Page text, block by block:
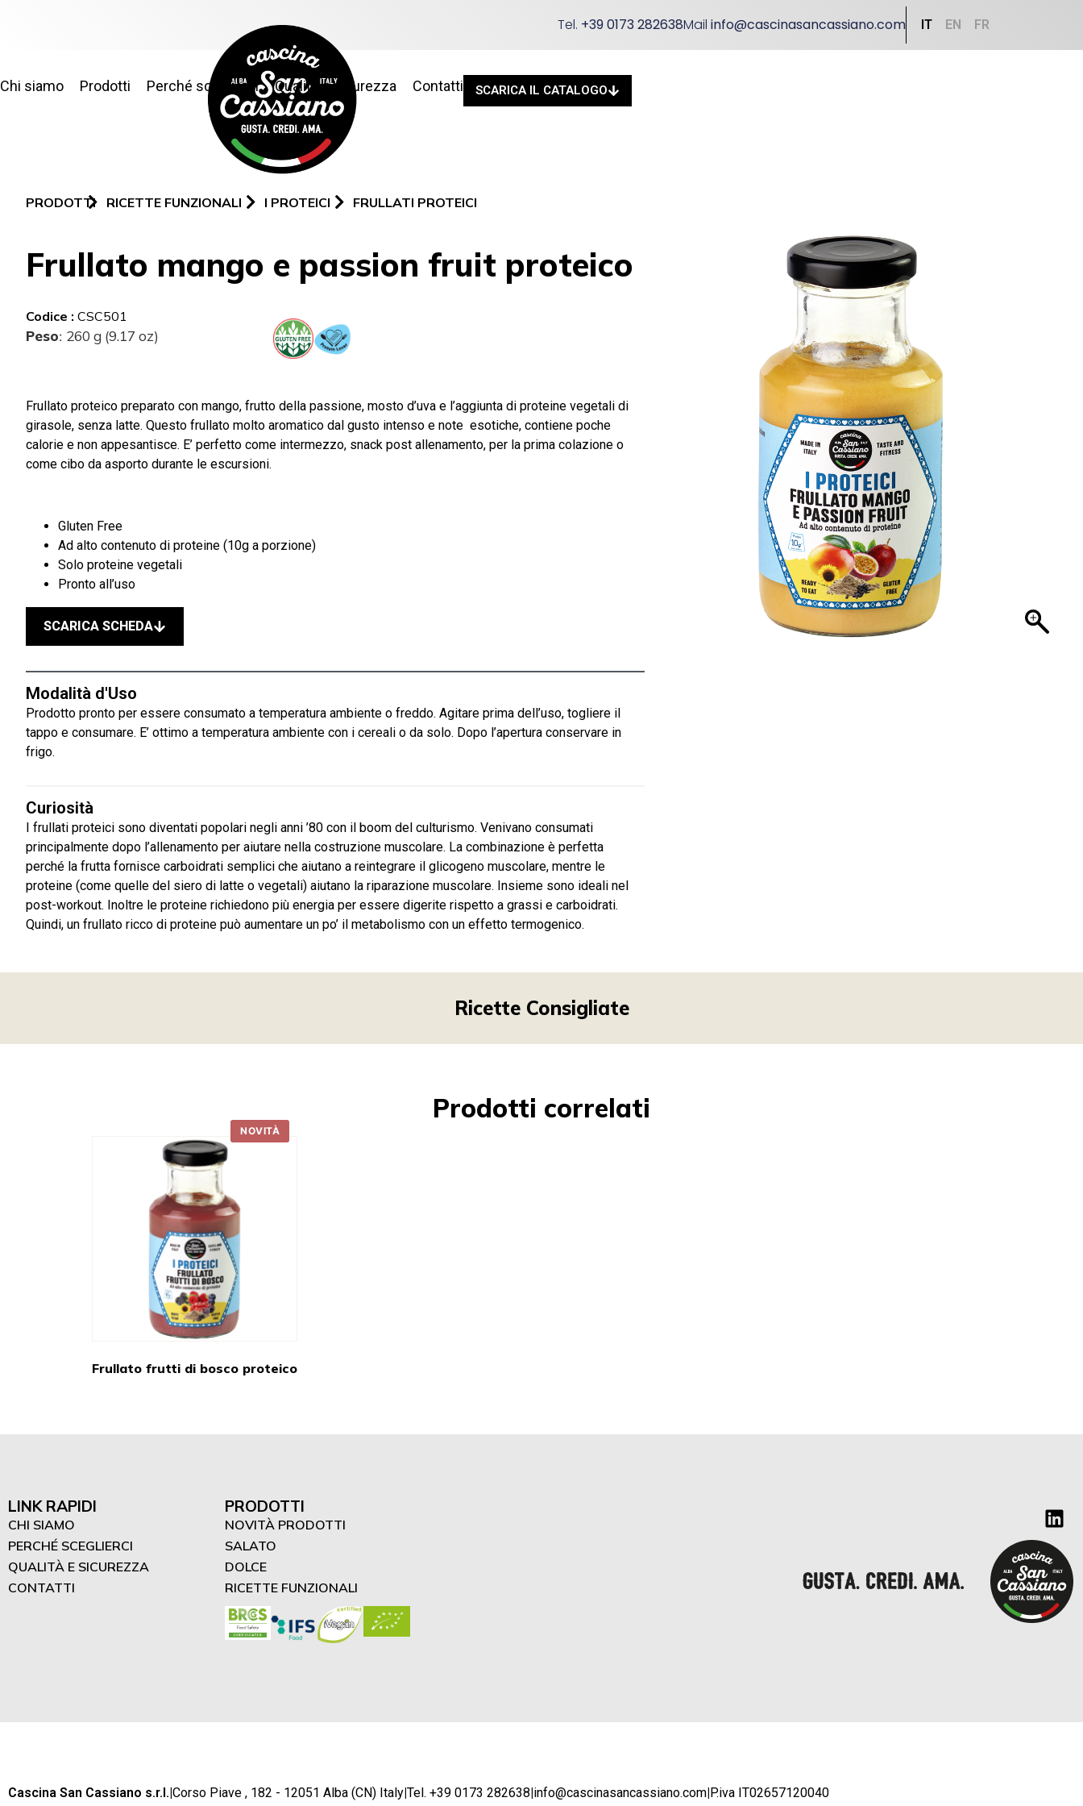
Tel. +39 0173 282638Mailinfo@cascinasancassiano.com IT EN FR
Chi siamo Prodotti Perché sceglierci Qualità e sicurezza Contatti SCARICA IL CATALOGO
PRODOTTI RICETTE FUNZIONALI I PROTEICI FRULLATI PROTEICI
Frullato mango e passion fruit proteico
Codice : CSC501
Peso: 260 g (9.17 oz)
Frullato proteico preparato con mango, frutto della passione, mosto d’uva e l’aggiunta di proteine vegetali di
girasole, senza latte. Questo frullato molto aromatico dal gusto intenso e note esotiche, contiene poche
calorie e non appesantisce. E’ perfetto come intermezzo, snack post allenamento, per la prima colazione o
come cibo da asporto durante le escursioni.
Gluten Free
Ad alto contenuto di proteine (10g a porzione)
Solo proteine vegetali
Pronto all’uso
SCARICA SCHEDA
Modalità d'Uso
Prodotto pronto per essere consumato a temperatura ambiente o freddo. Agitare prima dell’uso, togliere il
tappo e consumare. E’ ottimo a temperatura ambiente con i cereali o da solo. Dopo l’apertura conservare in
frigo.
Curiosità
I frullati proteici sono diventati popolari negli anni ’80 con il boom del culturismo. Venivano consumati
principalmente dopo l’allenamento per aiutare nella costruzione muscolare. La combinazione è perfetta
perché la frutta fornisce carboidrati semplici che aiutano a reintegrare il glicogeno muscolare, mentre le
proteine (come quelle del siero di latte o vegetali) aiutano la riparazione muscolare. Insieme sono ideali nel
post-workout. Inoltre le proteine richiedono più energia per essere digerite rispetto a grassi e carboidrati.
Quindi, un frullato ricco di proteine può aumentare un po’ il metabolismo con un effetto termogenico.
Ricette Consigliate
Prodotti correlati
NOVITÀ
Frullato frutti di bosco proteico
LINK RAPIDI
CHI SIAMO
PERCHÉ SCEGLIERCI
QUALITÀ E SICUREZZA
CONTATTI
PRODOTTI
NOVITÀ PRODOTTI
SALATO
DOLCE
RICETTE FUNZIONALI
Cascina San Cassiano s.r.l. Corso Piave , 182 - 12051 Alba (CN) Italy Tel. +39 0173 282638 info@cascinasancassiano.com P.iva IT02657120040